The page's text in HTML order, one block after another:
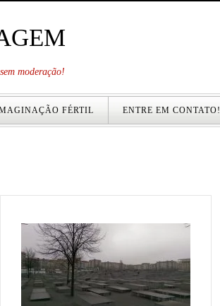
moderação!
FÉRTIL ENTRE EM CONTATO!